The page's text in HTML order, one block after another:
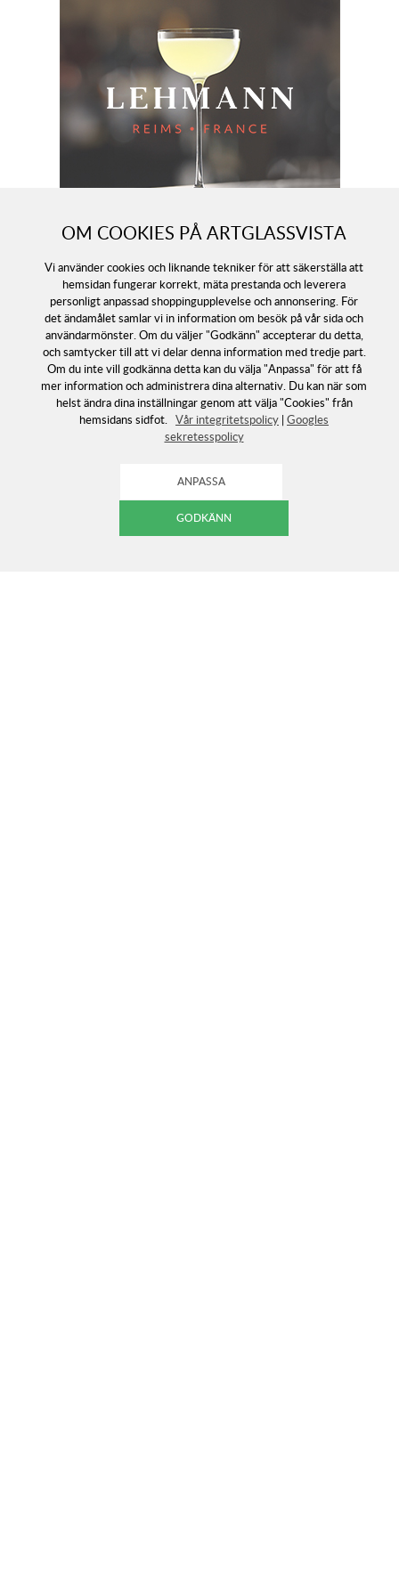
OM COOKIES PÅ ARTGLASSVISTA
Vi använder cookies och liknande tekniker för att säkerställa att
hemsidan fungerar korrekt, mäta prestanda och leverera
personligt anpassad shoppingupplevelse och annonsering. För
det ändamålet samlar vi in information om besök på vår sida och
användarmönster. Om du väljer "Godkänn" accepterar du detta,
och samtycker till att vi delar denna information med tredje part.
Om du inte vill godkänna detta kan du välja "Anpassa" för att få
mer information och administrera dina alternativ. Du kan när som
helst ändra dina inställningar genom att välja "Cookies" från
hemsidans sidfot. Vår integritetspolicy | Googles
sekretesspolicy